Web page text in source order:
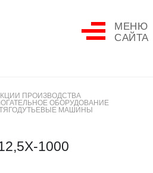
МЕНЮ
САЙТА
ПРОИЗВОДСТВА
ОБОРУДОВАНИЕ
МАШИНЫ
1000